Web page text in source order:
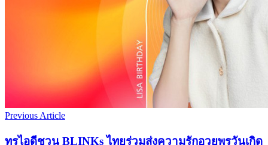
Previous Article
ทรูไอดีชวน BLINKs ไทยร่วมส่งความรักอวยพรวันเกิด